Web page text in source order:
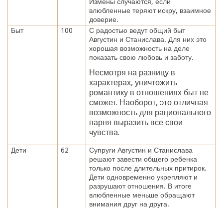
влюбленные теряют искру, взаимное
доверие.
Быт
100
С радостью ведут общий быт
Августин и Станислава. Для них это
хорошая возможность на деле
показать свою любовь и заботу.
Несмотря на разницу в
характерах, уничтожить
романтику в отношениях быт не
сможет. Наоборот, это отличная
возможность для рационального
парня выразить все свои
чувства.
Дети 62
Супруги Августин и Станислава
решают завести общего ребенка
только после длительных притирок.
Дети одновременно укрепляют и
разрушают отношения. В итоге
влюбленные меньше обращают
внимания друг на друга.